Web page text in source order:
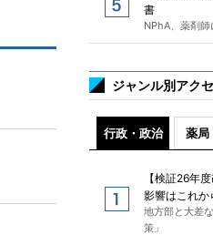
書
NPhA、薬剤
ジャンル別アク
行政・政治 薬局
【検証26年
影響はこれか
地方部と大差
策」